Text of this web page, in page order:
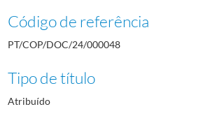
Código de referência
PT/COP/DOC/24/000048
Tipo de título
Atribuído